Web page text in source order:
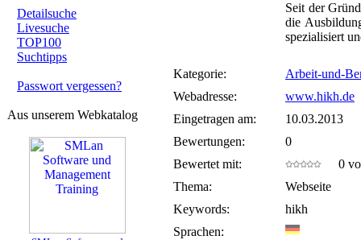
Detailsuche
Livesuche
TOP100
Suchtipps
Passwort vergessen?
Aus unserem Webkatalog
Seit der
die
spezialisiert
Kategorie:
Arbeit-und-
Webadresse:
www.hikh.de
Eingetragen am:
10.03.2013
Bewertungen:
0
Bewertet mit:
0
Thema:
Webseite
Keywords:
hikh
Sprachen: